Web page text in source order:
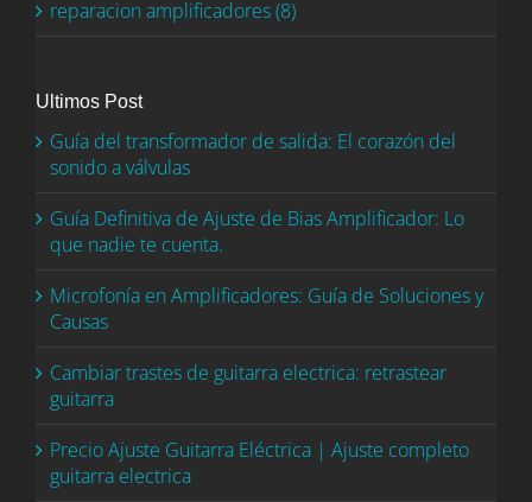
reparacion amplificadores (8)
Ultimos Post
Guía del transformador de salida: El corazón del
sonido a válvulas
Guía Definitiva de Ajuste de Bias Amplificador: Lo
que nadie te cuenta.
Microfonía en Amplificadores: Guía de Soluciones y
Causas
Cambiar trastes de guitarra electrica: retrastear
guitarra
Precio Ajuste Guitarra Eléctrica | Ajuste completo
guitarra electrica